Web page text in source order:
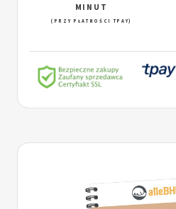
MINUT
(PRZY PŁATNOŚCI TPAY)